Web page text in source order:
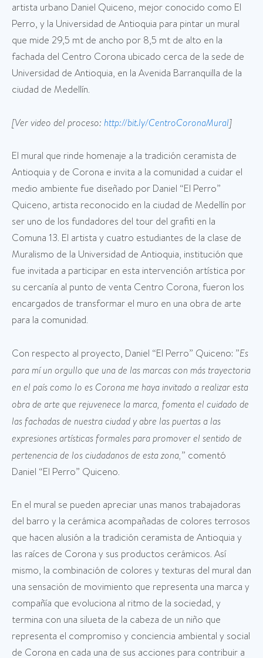
artista urbano Daniel Quiceno, mejor conocido como El
Perro, y la Universidad de Antioquia para pintar un mural
que mide 29,5 mt de ancho por 8,5 mt de alto en la
fachada del Centro Corona ubicado cerca de la sede de
Universidad de Antioquia, en la Avenida Barranquilla de la
ciudad de Medellín.
[Ver video del proceso: http://bit.ly/CentroCoronaMural]
El mural que rinde homenaje a la tradición ceramista de
Antioquia y de Corona e invita a la comunidad a cuidar el
medio ambiente fue diseñado por Daniel “El Perro”
Quiceno, artista reconocido en la ciudad de Medellín por
ser uno de los fundadores del tour del grafiti en la
Comuna 13. El artista y cuatro estudiantes de la clase de
Muralismo de la Universidad de Antioquia, institución que
fue invitada a participar en esta intervención artística por
su cercanía al punto de venta Centro Corona, fueron los
encargados de transformar el muro en una obra de arte
para la comunidad.
Con respecto al proyecto, Daniel “El Perro” Quiceno: ”Es
para mí un orgullo que una de las marcas con más trayectoria
en el país como lo es Corona me haya invitado a realizar esta
obra de arte que rejuvenece la marca, fomenta el cuidado de
las fachadas de nuestra ciudad y abre las puertas a las
expresiones artísticas formales para promover el sentido de
pertenencia de los ciudadanos de esta zona,” comentó
Daniel “El Perro” Quiceno.
En el mural se pueden apreciar unas manos trabajadoras
del barro y la cerámica acompañadas de colores terrosos
que hacen alusión a la tradición ceramista de Antioquia y
las raíces de Corona y sus productos cerámicos. Así
mismo, la combinación de colores y texturas del mural dan
una sensación de movimiento que representa una marca y
compañía que evoluciona al ritmo de la sociedad, y
termina con una silueta de la cabeza de un niño que
representa el compromiso y conciencia ambiental y social
de Corona en cada una de sus acciones para contribuir a